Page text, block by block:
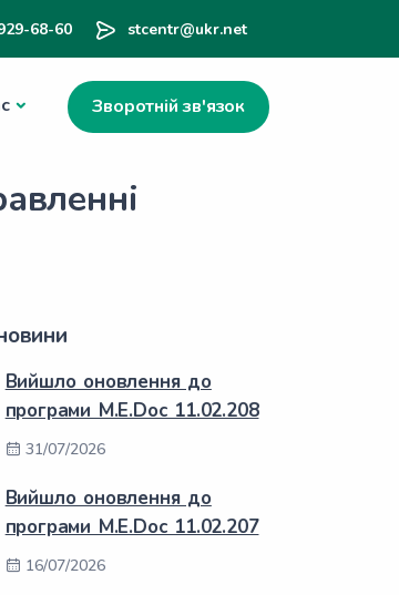
68-60 stcentr@ukr.net
Зворотній зв'язок
Вийшло оновлення до
програми M.E.Doc 11.02.208
31/07/2026
Вийшло оновлення до
програми M.E.Doc 11.02.207
16/07/2026